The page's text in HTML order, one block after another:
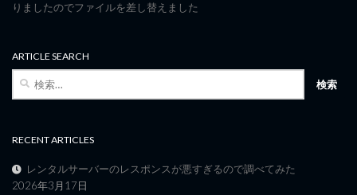
りましたのでファイルを差し替えました
ARTICLE SEARCH
検
RECENT ARTICLES
レンタルサーバーのレスポンスが悪すぎるので調べてみた
2026年3月17日